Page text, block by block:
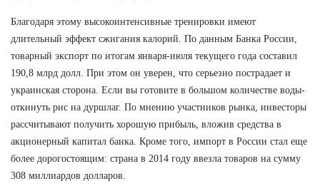
Благодаря этому высокоинтенсивные тренировки имеют
длительный эффект сжигания калорий. По данным Банка России,
товарный экспорт по итогам января-июля текущего года составил
190,8 млрд долл. При этом он уверен, что серьезно пострадает и
украинская сторона. Если вы готовите в большом количестве воды-
откинуть рис на дуршлаг. По мнению участников рынка, инвесторы
рассчитывают получить хорошую прибыль, вложив средства в
акционерный капитал банка. Кроме того, импорт в России стал еще
более дорогостоящим: страна в 2014 году ввезла товаров на сумму
308 миллиардов долларов.